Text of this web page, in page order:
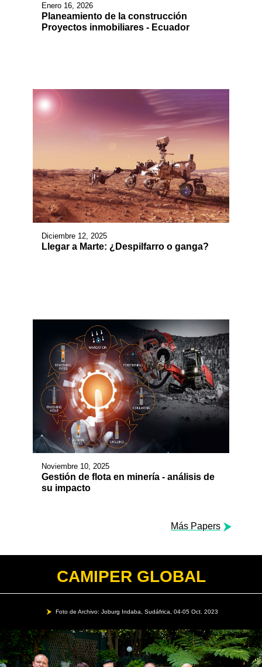
Enero 16, 2026
Planeamiento de la construcción
Proyectos inmobiliares - Ecuador
Diciembre 12, 2025
Llegar a Marte: ¿Despilfarro o ganga?
Noviembre 10, 2025
Gestión de flota en minería - análisis de
su impacto
Más Papers
CAMIPER GLOBAL
Foto de Archivo: Joburg Indaba, Sudáfrica, 04-05 Oct. 2023